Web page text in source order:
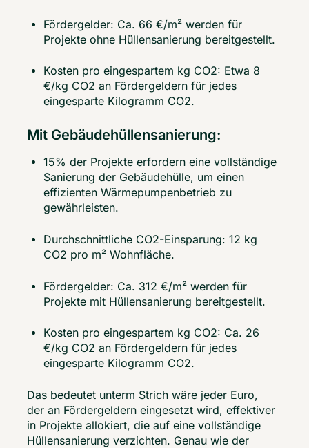
Fördergelder: Ca. 66 €/m² werden für
Projekte ohne Hüllensanierung bereitgestellt.
Kosten pro eingespartem kg CO2: Etwa 8
€/kg CO2 an Fördergeldern für jedes
eingesparte Kilogramm CO2.
Mit Gebäudehüllensanierung:
15% der Projekte erfordern eine vollständige
Sanierung der Gebäudehülle, um einen
effizienten Wärmepumpenbetrieb zu
gewährleisten.
Durchschnittliche CO2-Einsparung: 12 kg
CO2 pro m² Wohnfläche.
Fördergelder: Ca. 312 €/m² werden für
Projekte mit Hüllensanierung bereitgestellt.
Kosten pro eingespartem kg CO2: Ca. 26
€/kg CO2 an Fördergeldern für jedes
eingesparte Kilogramm CO2.
Das bedeutet unterm Strich wäre jeder Euro,
der an Fördergeldern eingesetzt wird, effektiver
in Projekte allokiert, die auf eine vollständige
Hüllensanierung verzichten. Genau wie der